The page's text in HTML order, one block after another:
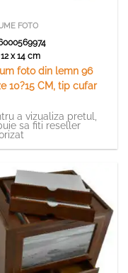
FOTO
x 14 cm
foto din lemn 96
10?15 CM, tip cufar
a vizualiza pretul,
sa fiti reseller